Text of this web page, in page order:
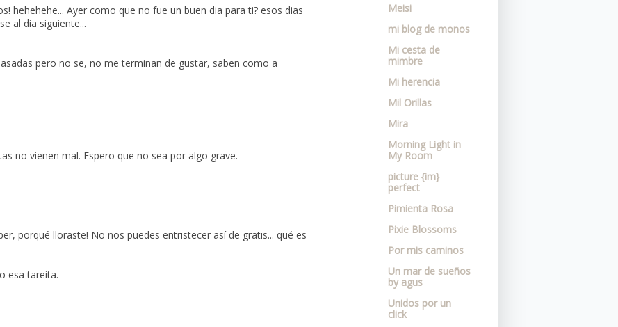
hehehehe... Ayer como que no fue un buen dia para ti? esos dias
al dia siguiente...
pero no se, no me terminan de gustar, saben como a
no vienen mal. Espero que no sea por algo grave.
porqué lloraste! No nos puedes entristecer así de gratis... qué es
esa tareita.
Meisi
mi blog de monos
Mi cesta de
mimbre
Mi herencia
Mil Orillas
Mira
Morning Light in
My Room
picture {im}
perfect
Pimienta Rosa
Pixie Blossoms
Por mis caminos
Un mar de sueños
by agus
Unidos por un
click